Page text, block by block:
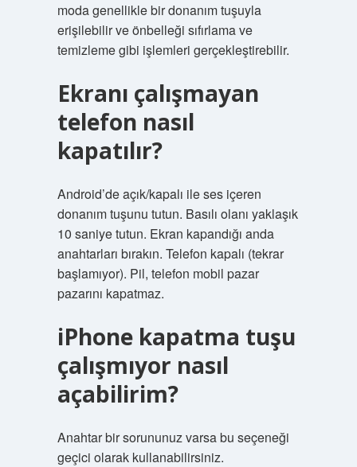
moda genellikle bir donanım tuşuyla
erişilebilir ve önbelleği sıfırlama ve
temizleme gibi işlemleri gerçekleştirebilir.
Ekranı çalışmayan
telefon nasıl
kapatılır?
Android’de açık/kapalı ile ses içeren
donanım tuşunu tutun. Basılı olanı yaklaşık
10 saniye tutun. Ekran kapandığı anda
anahtarları bırakın. Telefon kapalı (tekrar
başlamıyor). Pil, telefon mobil pazar
pazarını kapatmaz.
iPhone kapatma tuşu
çalışmıyor nasıl
açabilirim?
Anahtar bir sorununuz varsa bu seçeneği
geçici olarak kullanabilirsiniz.